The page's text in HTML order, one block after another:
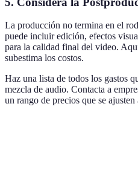
La producción no termina en el
puede incluir edición, efectos
para la calidad final del video.
subestima los costos.
Haz una lista de todos los gastos
mezcla de audio. Contacta a
un rango de precios que se ajusten